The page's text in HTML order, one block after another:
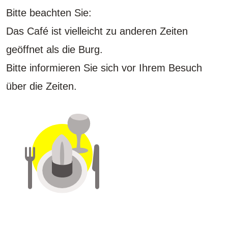
Bitte beachten Sie:
Das Café ist vielleicht zu anderen Zeiten
geöffnet als die Burg.
Bitte informieren Sie sich vor Ihrem Besuch
über die Zeiten.